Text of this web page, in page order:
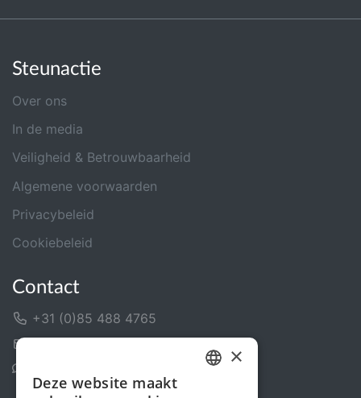
Steunactie
Over ons
In de media
Veiligheid & Betrouwbaarheid
Algemene voorwaarden
Privacybeleid
Cookiebeleid
Contact
+31 (0)85 488 4765
×
Deze website maakt